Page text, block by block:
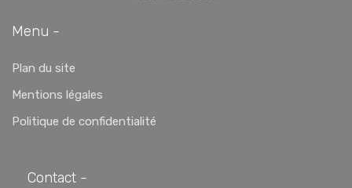
Menu -
Plan du site
Mentions légales
Politique de confidentialité
Contact -